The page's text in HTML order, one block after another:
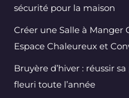
sécurité pour la maison
Créer une Salle à Manger
Espace Chaleureux et
Bruyère d’hiver : réussir
fleuri toute l’année